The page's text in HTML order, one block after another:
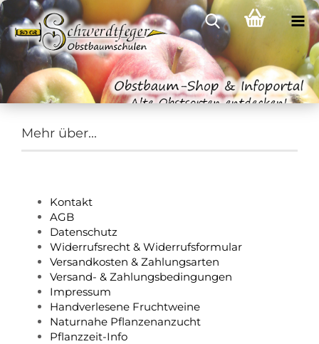
Mehr über...
Kontakt
AGB
Datenschutz
Widerrufsrecht & Widerrufsformular
Versandkosten & Zahlungsarten
Versand- & Zahlungsbedingungen
Impressum
Handverlesene Fruchtweine
Naturnahe Pflanzenanzucht
Pflanzzeit-Info